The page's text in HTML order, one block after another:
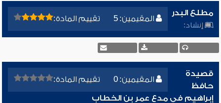
المقيمين: 5 تقييم المادة:
مطلع البدر
إنشاد:
المقيمين: 0 تقييم المادة:
قصيدة
حافظ
إبراهيم في مدع عمر بن الخطاب